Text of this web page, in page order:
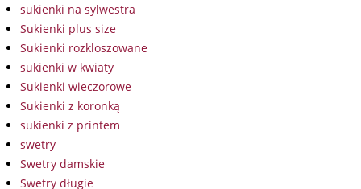
sukienki na sylwestra
Sukienki plus size
Sukienki rozkloszowane
sukienki w kwiaty
Sukienki wieczorowe
Sukienki z koronką
sukienki z printem
swetry
Swetry damskie
Swetry długie